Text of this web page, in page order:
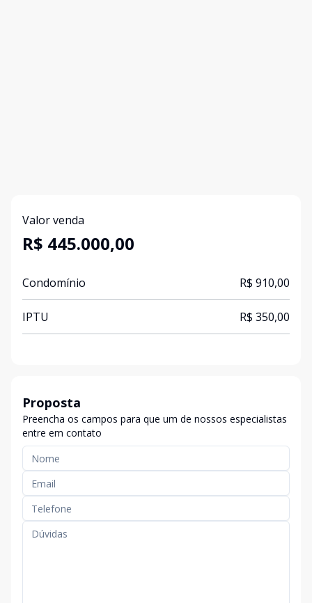
Valor venda
R$ 445.000,00
Condomínio R$ 910,00
IPTU R$ 350,00
Proposta
Preencha os campos para que um de nossos especialistas
entre em contato